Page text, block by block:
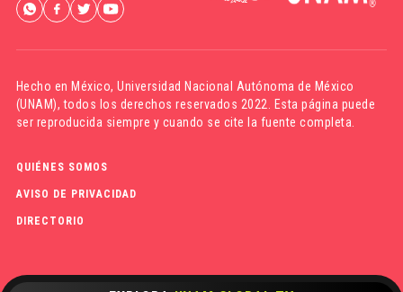
Hecho en México,Universidad Nacional Autónoma de México
(UNAM), todos los derechos reservados 2022. Esta página puede
ser reproducida siempre y cuando se cite la fuente completa.
QUIÉNES SOMOS
AVISO DE PRIVACIDAD
DIRECTORIO